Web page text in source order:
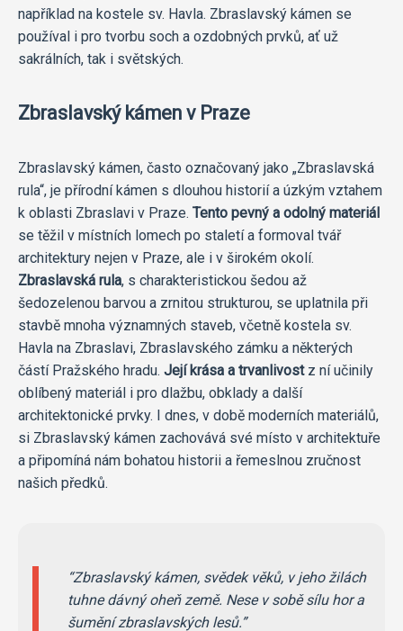
například na kostele sv. Havla. Zbraslavský kámen se
používal i pro tvorbu soch a ozdobných prvků, ať už
sakrálních, tak i světských.
Zbraslavský kámen v Praze
Zbraslavský kámen, často označovaný jako „Zbraslavská
rula“, je přírodní kámen s dlouhou historií a úzkým vztahem
k oblasti Zbraslavi v Praze. Tento pevný a odolný materiál
se těžil v místních lomech po staletí a formoval tvář
architektury nejen v Praze, ale i v širokém okolí.
Zbraslavská rula, s charakteristickou šedou až
šedozelenou barvou a zrnitou strukturou, se uplatnila při
stavbě mnoha významných staveb, včetně kostela sv.
Havla na Zbraslavi, Zbraslavského zámku a některých
částí Pražského hradu. Její krása a trvanlivostz ní učinily
oblíbený materiál i pro dlažbu, obklady a další
architektonické prvky. I dnes, v době moderních materiálů,
si Zbraslavský kámen zachovává své místo v architektuře
a připomíná nám bohatou historii a řemeslnou zručnost
našich předků.
Zbraslavský kámen, svědek věků, v jeho žilách
tuhne dávný oheň země. Nese v sobě sílu hor a
šumění zbraslavských lesů.